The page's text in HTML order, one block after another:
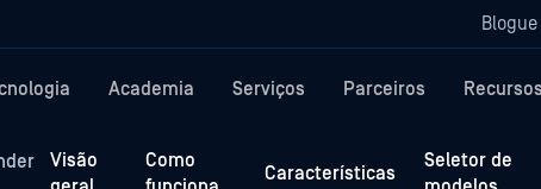
Blogue
Academia Serviços Parceiros Recursos
Visão
Como
Características
Seletor de